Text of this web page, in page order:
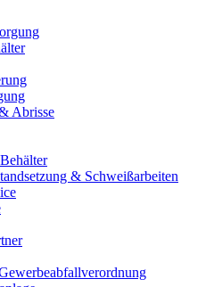
Abrisse
& Schweißarbeiten